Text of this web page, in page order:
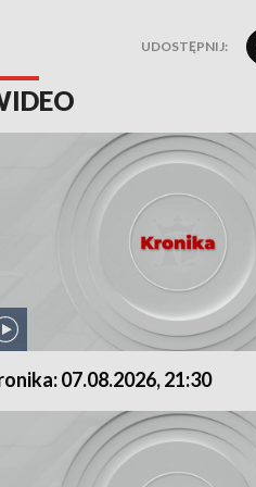
UDOSTĘPNIJ:
07.08.2026, 21:30